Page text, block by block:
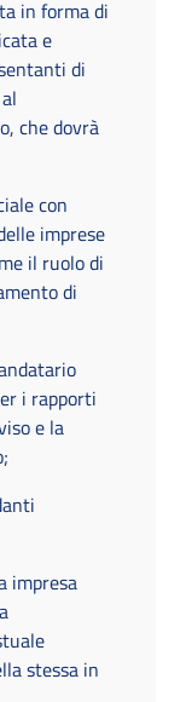
in forma di
e
di
che dovrà
con
imprese
il ruolo di
di
i rapporti
e la
impresa
stessa in